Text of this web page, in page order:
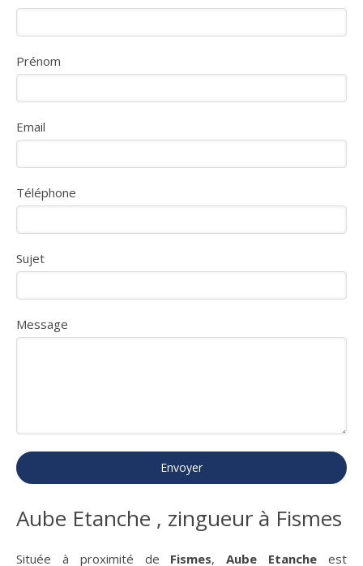
Prénom
Email
Téléphone
Sujet
Message
Envoyer
Aube Etanche , zingueur à Fismes
Située à proximité de Fismes,Aube Etancheest